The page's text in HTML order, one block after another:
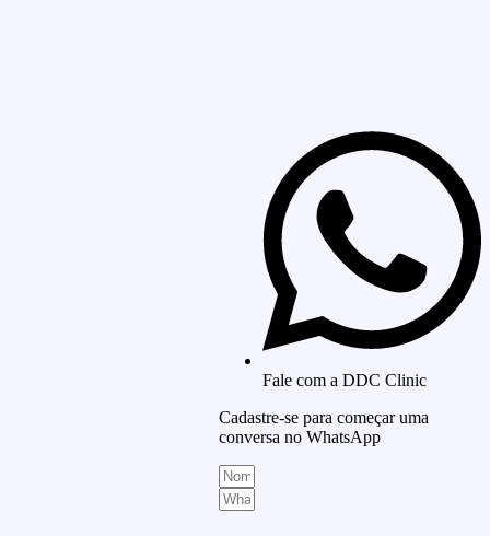
Fale com a DDC Clinic
Cadastre-se para começar uma
conversa no WhatsApp